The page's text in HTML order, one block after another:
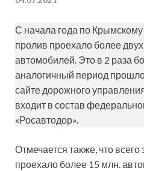
С начала года по Крымскому
пролив проехало более
автомобилей. Это в 2 раза
аналогичный период
сайте дорожного
входит в состав
«Росавтодор».
Отмечается также, что всего
проехало более 15 млн.